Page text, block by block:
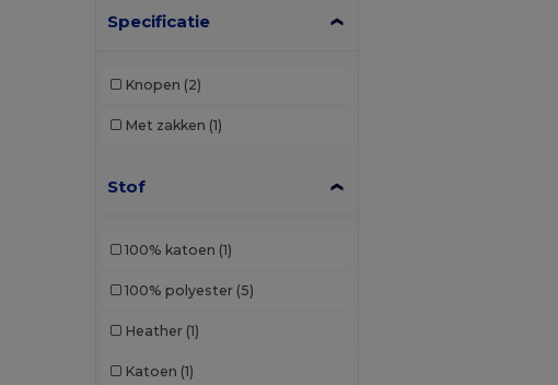
Specificatie
Knopen (2)
Met zakken (1)
Stof
100% katoen (1)
100% polyester (5)
Heather (1)
Katoen (1)